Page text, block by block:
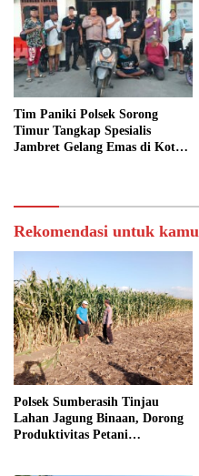
Tim Paniki Polsek Sorong
Timur Tangkap Spesialis
Jambret Gelang Emas di Kota
Rekomendasi untuk kamu
Polsek Sumberasih Tinjau
Lahan Jagung Binaan, Dorong
Produktivitas Petani